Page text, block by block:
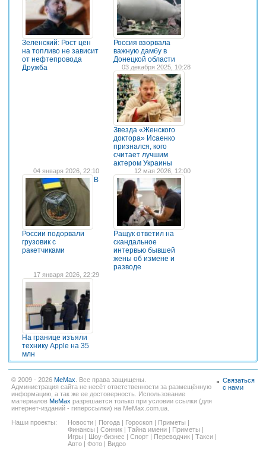
Зеленский: Рост цен
на топливо не зависит
от нефтепровода
Дружба
Россия взорвала
важную дамбу в
Донецкой области
03 декабря 2025, 10:28
Звезда «Женского
доктора» Исаенко
признался, кого
считает лучшим
актером Украины
04 января 2026, 22:10
В
России подорвали
грузовик с
ракетчиками
12 мая 2026, 12:00
Ращук ответил на
скандальное
интервью бывшей
жены об измене и
разводе
17 января 2026, 22:29
На границе изъяли
технику Apple на 35
млн
© 2009 - 2026 MeMax . Все права защищены.
Администрация сайта не несёт ответственности за размещённую
информацию, а так же ее достоверность. Использование
материалов MeMax разрешается только при условии ссылки (для
интернет-изданий - гиперссылки) на MeMax.com.ua.
Наши проекты:
Новости | Погода | Гороскоп | Приметы |
Финансы | Сонник | Тайна имени | Приметы |
Игры | Шоу-бизнес | Спорт | Переводчик | Такси |
Авто | Фото | Видео
Связаться
с нами